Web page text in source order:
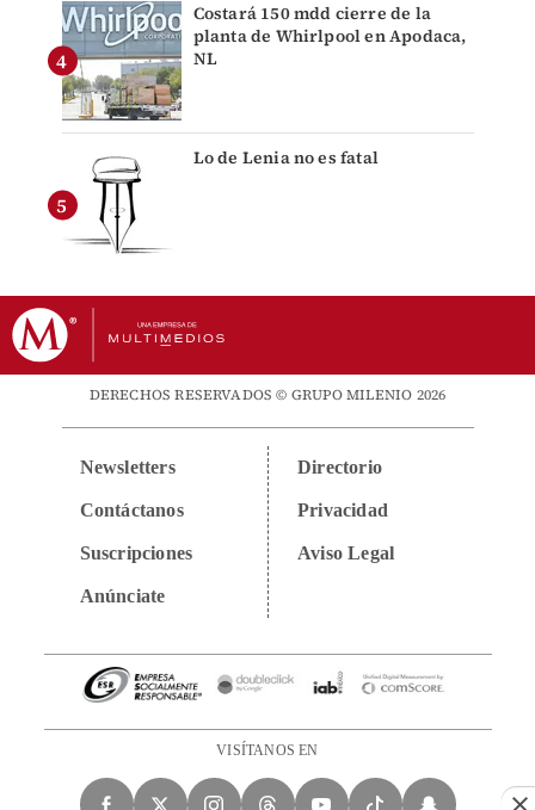
Costará 150 mdd cierre de la
planta de Whirlpool en Apodaca,
NL
Lo de Lenia no es fatal
DERECHOS RESERVADOS © GRUPO MILENIO 2026
Newsletters
Contáctanos
Suscripciones
Anúnciate
Directorio
Privacidad
Aviso Legal
VISÍTANOS EN